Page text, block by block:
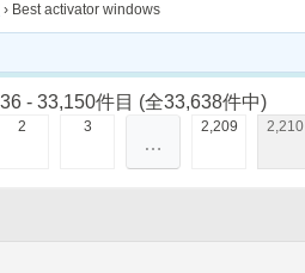
› Best activator windows
- 33,150件目 (全33,638件中)
2 3
…
2,209 2,210